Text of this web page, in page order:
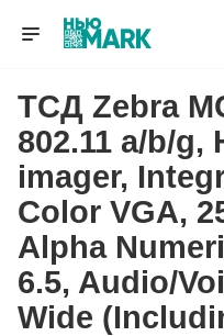
ТСД Zebra
802.11 a/b/g,
imager,
Color VGA,
Alpha
6.5, Audio/
Wide